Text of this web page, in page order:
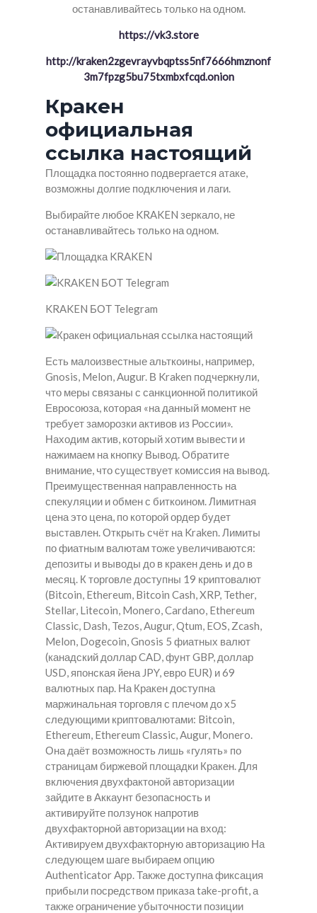
останавливайтесь только на одном.
https://vk3.store
http://kraken2zgevrayvbqptss5nf7666hmznonf
3m7fpzg5bu75txmbxfcqd.onion
Кракен
официальная
ссылка настоящий
Площадка постоянно подвергается атаке,
возможны долгие подключения и лаги.
Выбирайте любое KRAKEN зеркало, не
останавливайтесь только на одном.
KRAKEN БОТ Telegram
Есть малоизвестные альткоины, например,
Gnosis, Melon, Augur. В Kraken подчеркнули,
что меры связаны с санкционной политикой
Евросоюза, которая «на данный момент не
требует заморозки активов из России».
Находим актив, который хотим вывести и
нажимаем на кнопку Вывод. Обратите
внимание, что существует комиссия на вывод.
Преимущественная направленность на
спекуляции и обмен с биткоином. Лимитная
цена это цена, по которой ордер будет
выставлен. Открыть счёт на Kraken. Лимиты
по фиатным валютам тоже увеличиваются:
депозиты и выводы до в кракен день и до в
месяц. К торговле доступны 19 криптовалют
(Bitcoin, Ethereum, Bitcoin Cash, XRP, Tether,
Stellar, Litecoin, Monero, Cardano, Ethereum
Classic, Dash, Tezos, Augur, Qtum, EOS, Zcash,
Melon, Dogecoin, Gnosis 5 фиатных валют
(канадский доллар CAD, фунт GBP, доллар
USD, японская йена JPY, евро EUR) и 69
валютных пар. На Кракен доступна
маржинальная торговля с плечом до x5
следующими криптовалютами: Bitcoin,
Ethereum, Ethereum Classic, Augur, Monero.
Она даёт возможность лишь «гулять» по
страницам биржевой площадки Кракен. Для
включения двухфактоной авторизации
зайдите в Аккаунт безопасность и
активируйте ползунок напротив
двухфакторной авторизации на вход:
Активируем двухфакторную авторизацию На
следующем шаге выбираем опцию
Authenticator App. Также доступна фиксация
прибыли посредством приказа take-profit, а
также ограничение убыточности позиции